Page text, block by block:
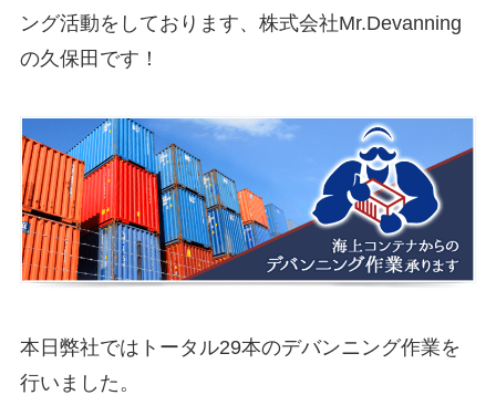
ング活動をしております、株式会社Mr.Devanning
の久保田です！
本日弊社ではトータル29本のデバンニング作業を
行いました。